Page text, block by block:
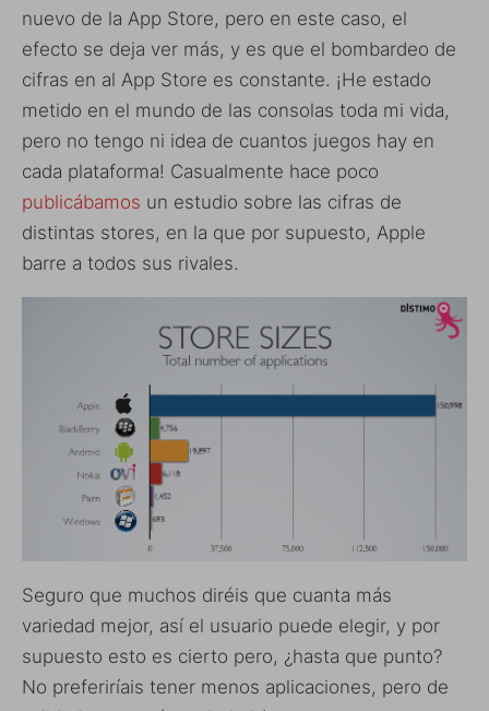
nuevo de la App Store, pero en este caso, el
efecto se deja ver más, y es que el bombardeo de
cifras en al App Store es constante. ¡He estado
metido en el mundo de las consolas toda mi vida,
pero no tengo ni idea de cuantos juegos hay en
cada plataforma! Casualmente hace poco
publicábamos un estudio sobre las cifras de
distintas stores, en la que por supuesto, Apple
barre a todos sus rivales.
Seguro que muchos diréis que cuanta más
variedad mejor, así el usuario puede elegir, y por
supuesto esto es cierto pero, ¿hasta que punto?
No preferiríais tener menos aplicaciones, pero de